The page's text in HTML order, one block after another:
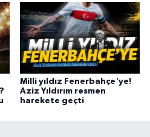
Milli yıldız Fenerbahçe'ye!
Aziz Yıldırım resmen
harekete geçti